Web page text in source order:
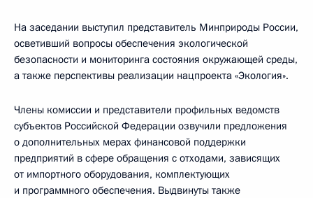
На заседании выступил представитель Минприроды России,
осветивший вопросы обеспечения экологической
безопасности и мониторинга состояния окружающей среды,
а также перспективы реализации нацпроекта «Экология».
Члены комиссии и представители профильных ведомств
субъектов Российской Федерации озвучили предложения
о дополнительных мерах финансовой поддержки
предприятий в сфере обращения с отходами, зависящих
от импортного оборудования, комплектующих
и программного обеспечения. Выдвинуты также